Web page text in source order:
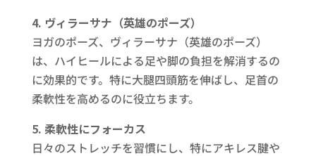
4. ヴィラーサナ（英雄のポーズ）
ヨガのポーズ、ヴィラーサナ（英雄のポーズ）
は、ハイヒールによる足や脚の負担を解消するの
に効果的です。特に大腿四頭筋を伸ばし、足首の
柔軟性を高めるのに役立ちます。
5. 柔軟性にフォーカス
日々のストレッチを習慣にし、特にアキレス腱や